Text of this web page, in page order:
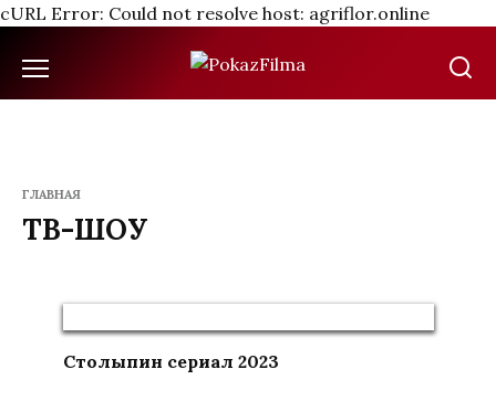
cURL Error: Could not resolve host: agriflor.online
ГЛАВНАЯ
ТВ-ШОУ
Столыпин сериал 2023